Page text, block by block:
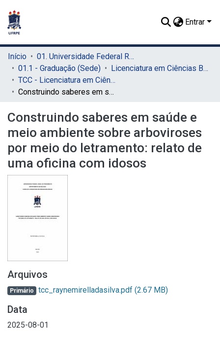
Entrar
Início
01. Universidade Federal Rural de Pernambuco - UFRPE (Sede)
01.1 - Graduação (Sede)
Licenciatura em Ciências Biológicas (Sede)
TCC - Licenciatura em Ciências Biológicas (Sede)
Construindo saberes em saúde e meio ambiente sobre arboviroses por meio do letramento: relato de uma oficina com idosos
Construindo saberes em saúde e
meio ambiente sobre arboviroses
por meio do letramento: relato de
uma oficina com idosos
Arquivos
Primário tcc_raynemirelladasilva.pdf (2.67 MB)
Data
2025-08-01